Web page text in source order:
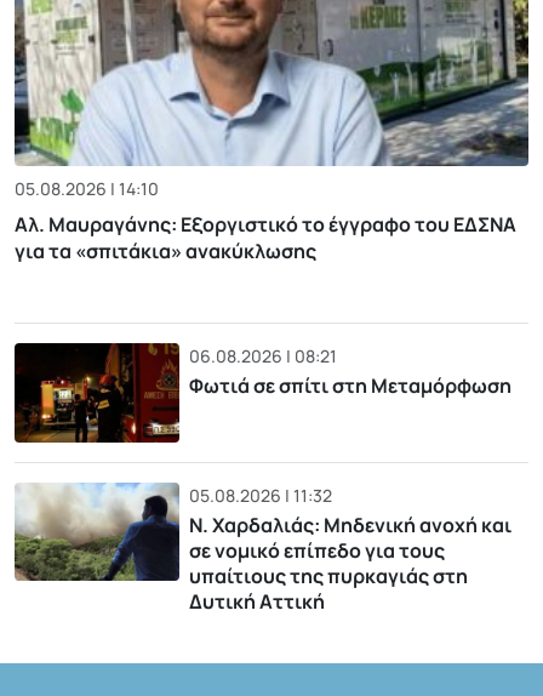
05.08.2026 | 14:10
Αλ. Μαυραγάνης: Εξοργιστικό το έγγραφο του ΕΔΣΝΑ
για τα «σπιτάκια» ανακύκλωσης
06.08.2026 | 08:21
Φωτιά σε σπίτι στη Μεταμόρφωση
05.08.2026 | 11:32
Ν. Χαρδαλιάς: Μηδενική ανοχή και
σε νομικό επίπεδο για τους
υπαίτιους της πυρκαγιάς στη
Δυτική Αττική